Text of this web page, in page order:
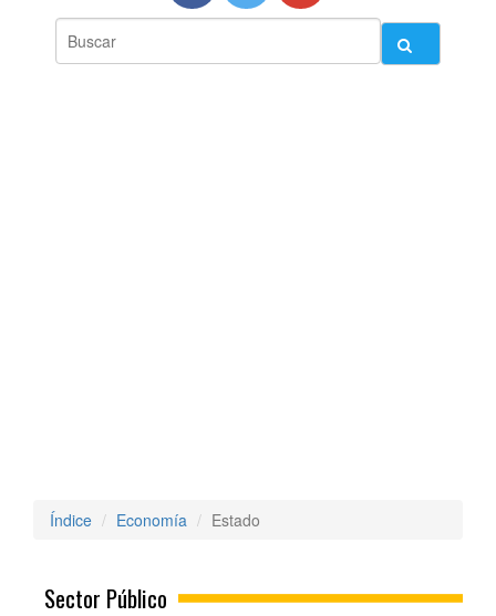
Índice Economía Estado
Sector Público